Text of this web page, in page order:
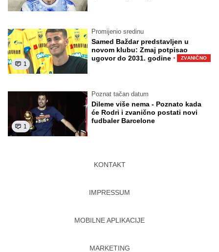
1
Promijenio sredinu
Samed Baždar predstavljen u
novom klubu: Zmaj potpisao
ugovor do 2031. godine · ZVANIČNO
1
Poznat tačan datum
Dileme više nema - Poznato kada
će Rodri i zvanično postati novi
fudbaler Barcelone
KONTAKT
IMPRESSUM
MOBILNE APLIKACIJE
MARKETING